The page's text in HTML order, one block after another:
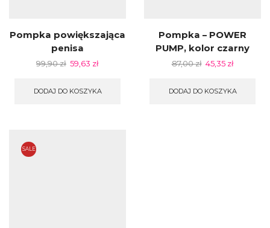
Pompka powiększająca
penisa
99,90zł 59,63 zł
DODAJ DO KOSZYKA
Pompka – POWER
PUMP, kolor czarny
87,00zł 45,35 zł
DODAJ DO KOSZYKA
SALE